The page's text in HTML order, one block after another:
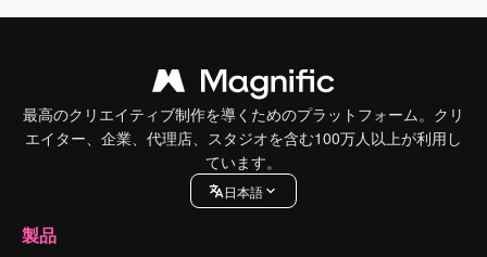
最高のクリエイティブ制作を導くためのプラットフォーム。クリ
エイター、企業、代理店、スタジオを含む100万人以上が利用し
ています。
日本語
製品